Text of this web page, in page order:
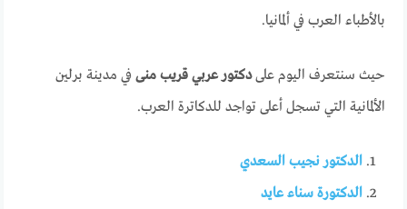
بالأطباء العرب في ألمانيا.
حيث سنتعرف اليوم علىدكتور عربي قريب منى في مدينة برلين
الألمانية التي تسجل أعلى تواجد للدكاترة العرب.
الدكتور نجيب السعدي
الدكتورة سناء عايد